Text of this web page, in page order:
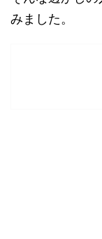
みました。